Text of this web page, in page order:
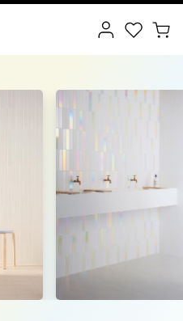
Creative Wonderland